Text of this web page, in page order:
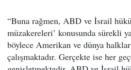
“Buna rağmen, ABD ve İsrail
müzakereleri’ konusunda sürekli
böylece Amerikan ve dünya
çalışmaktadır. Gerçekte ise her